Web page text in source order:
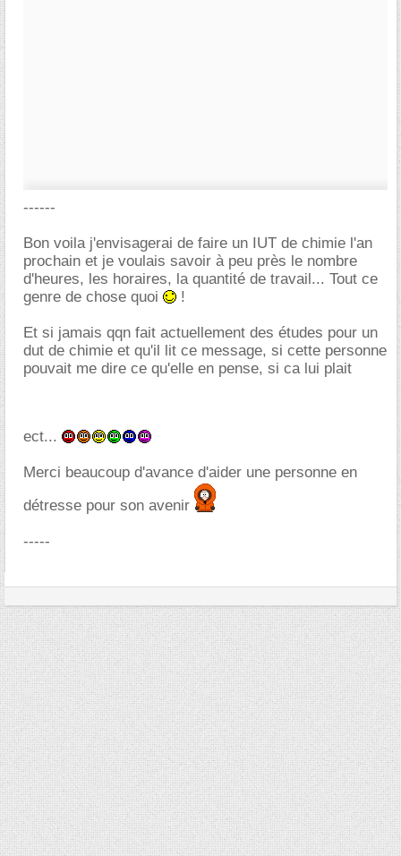
------
Bon voila j'envisagerai de faire un IUT de chimie l'an
prochain et je voulais savoir à peu près le nombre
d'heures, les horaires, la quantité de travail... Tout ce
genre de chose quoi
!
Et si jamais qqn fait actuellement des études pour un
dut de chimie et qu'il lit ce message, si cette personne
pouvait me dire ce qu'elle en pense, si ca lui plait
ect...
Merci beaucoup d'avance d'aider une personne en
détresse pour son avenir
-----